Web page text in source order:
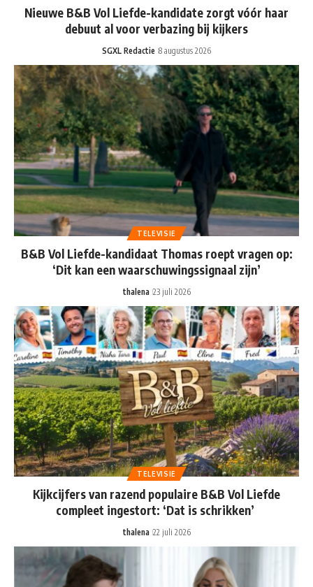
Nieuwe B&B Vol Liefde-kandidate zorgt vóór haar
debuut al voor verbazing bij kijkers
SGXL Redactie 8 augustus 2026
TELEVISIE
B&B Vol Liefde-kandidaat Thomas roept vragen op:
‘Dit kan een waarschuwingssignaal zijn’
thalena 23 juli 2026
TELEVISIE
Kijkcijfers van razend populaire B&B Vol Liefde
compleet ingestort: ‘Dat is schrikken’
thalena 22 juli 2026